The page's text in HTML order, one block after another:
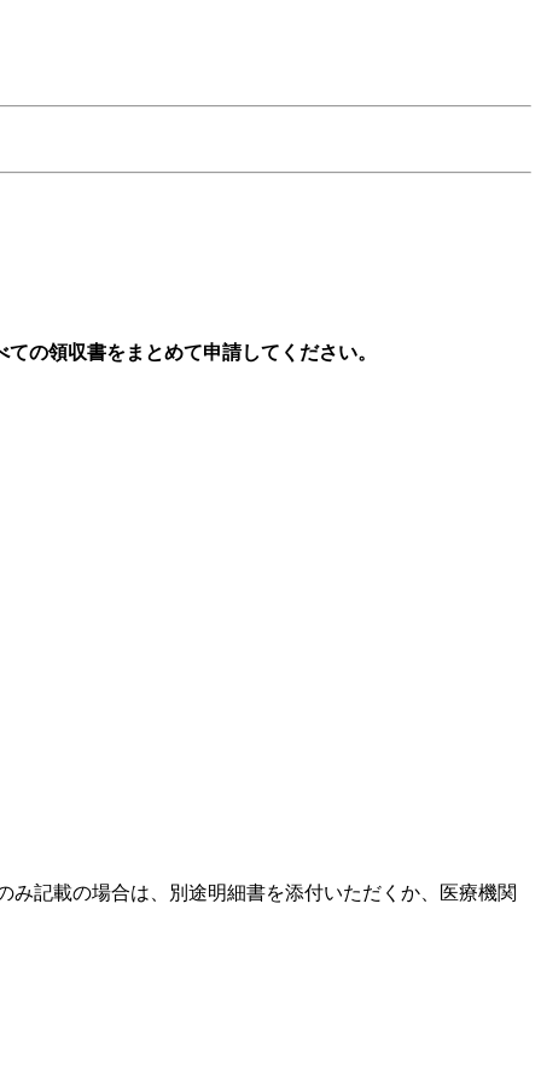
の領収書をまとめて申請してください。
記載の場合は、別途明細書を添付いただくか、医療機関